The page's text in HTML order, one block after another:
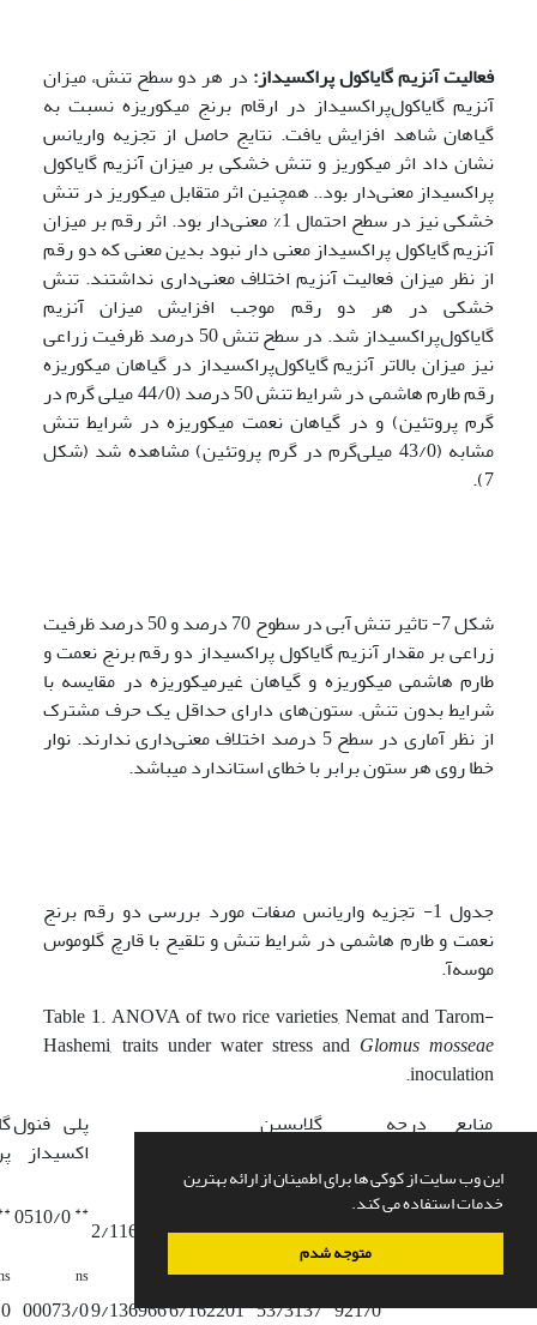
این وب سایت از کوکی ها برای اطمینان از ارائه بهترین
خدمات استفاده می کند.
متوجه شدم
فعالیت آنزیم گایاکول پراکسیداز: در هر دو سطح تنش، میزان
آنزیم گایاکول‌پراکسیداز در ارقام برنج میکوریزه نسبت به
گیاهان شاهد افزایش یافت. نتایج حاصل از تجزیه واریانس
نشان داد اثر میکوریز و تنش خشکی بر میزان آنزیم گایاکول
پراکسیداز معنی‌دار بود.. همچنین اثر متقابل میکوریز در تنش
خشکی نیز در سطح احتمال 1% معنی‌دار بود. اثر رقم بر میزان
آنزیم گایاکول پراکسیداز معنی دار نبود بدین معنی که دو رقم
از نظر میزان فعالیت آنزیم اختلاف معنی‌داری نداشتند. تنش
خشکی در هر دو رقم موجب افزایش میزان آنزیم
گایاکول‌پراکسیداز شد. در سطح تنش 50 درصد ظرفیت زراعی
نیز میزان بالاتر آنزیم گایاکول‌پراکسیداز در گیاهان میکوریزه
رقم طارم هاشمی در شرایط تنش 50 درصد (44/0 میلی گرم در
گرم پروتئین) و در گیاهان نعمت میکوریزه در شرایط تنش
مشابه (43/0 میلی‌گرم در گرم پروتئین) مشاهده شد (شکل
7).
شکل 7- تاثیر تنش آبی در سطوح 70 درصد و 50 درصد ظرفیت
زراعی بر مقدار آنزیم گایاکول پراکسیداز دو رقم برنج نعمت و
طارم هاشمی میکوریزه و گیاهان غیرمیکوریزه در مقایسه با
شرایط بدون تنش. ستون‌های دارای حداقل یک حرف مشترک
از نظر آماری در سطح 5 درصد اختلاف معنی‌داری ندارند. نوار
خطا روی هر ستون برابر با خطای استاندارد می­باشد.
جدول 1- تجزیه واریانس صفات مورد بررسی دو رقم برنج
نعمت و طارم هاشمی در شرایط تنش و تلقیح با قارچ گلوموس
موسه‌آ.
Table 1. ANOVA of two rice varieties, Nemat and Tarom-
Hashemi, traits under water stress and Glomus mosseae
inoculation.
منابع
درجهپرولین گلایسین فنول تانن
پلی فنول
اکسیداز
خشکی 2
**
29/11
69/19637
7/344185
2/116953
**
**
921/0
**
53/3137
**
6/162201
9/136966
ns
00073/0